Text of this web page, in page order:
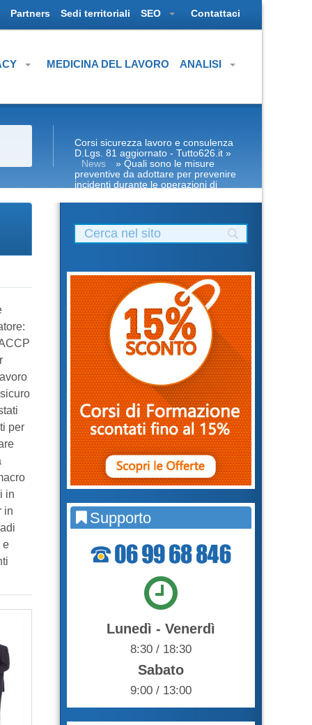
Partners Sedi territoriali SEO Contattaci
MEDICINA DEL LAVORO ANALISI
Corsi sicurezza lavoro e consulenza
D.Lgs. 81 aggiornato - Tutto626.it »
News
» Quali sono le misure
preventive da adottare per prevenire
incidenti durante le operazioni di
per
in
in
e
Supporto
Lunedì - Venerdì
8:30 / 18:30
Sabato
9:00 / 13:00